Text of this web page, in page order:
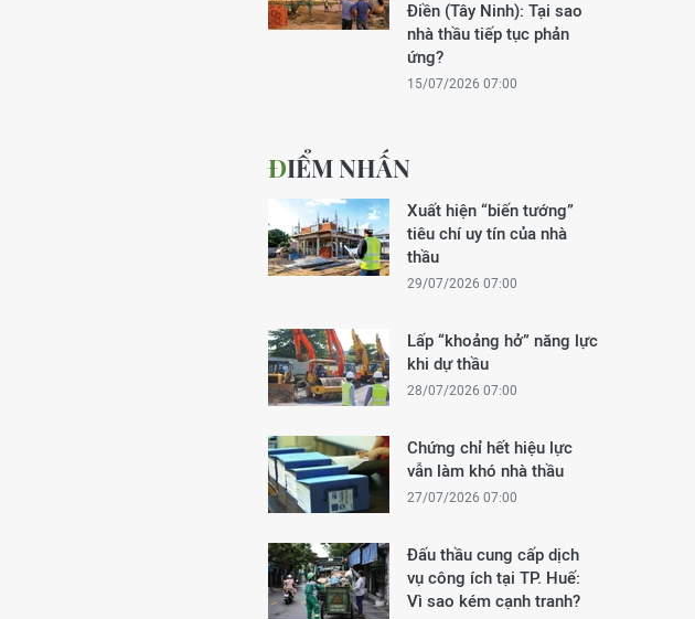
Điền (Tây Ninh): Tại sao
nhà thầu tiếp tục phản
ứng?
15/07/2026 07:00
ĐIỂM NHẤN
Xuất hiện “biến tướng”
tiêu chí uy tín của nhà
thầu
29/07/2026 07:00
Lấp “khoảng hở” năng lực
khi dự thầu
28/07/2026 07:00
Chứng chỉ hết hiệu lực
vẫn làm khó nhà thầu
27/07/2026 07:00
Đấu thầu cung cấp dịch
vụ công ích tại TP. Huế:
Vì sao kém cạnh tranh?